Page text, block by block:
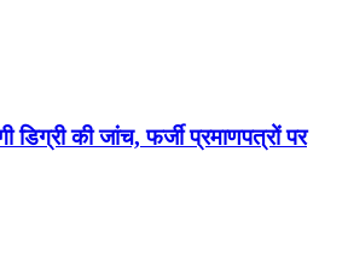
डिग्री की जांच, फर्जी प्रमाणपत्रों पर